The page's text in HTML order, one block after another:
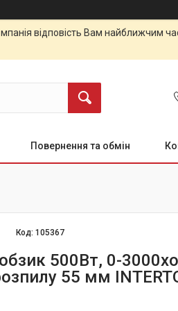
відповість Вам найближчим
Повернення та обмін
Код:105367
500Вт, 0-
55 мм